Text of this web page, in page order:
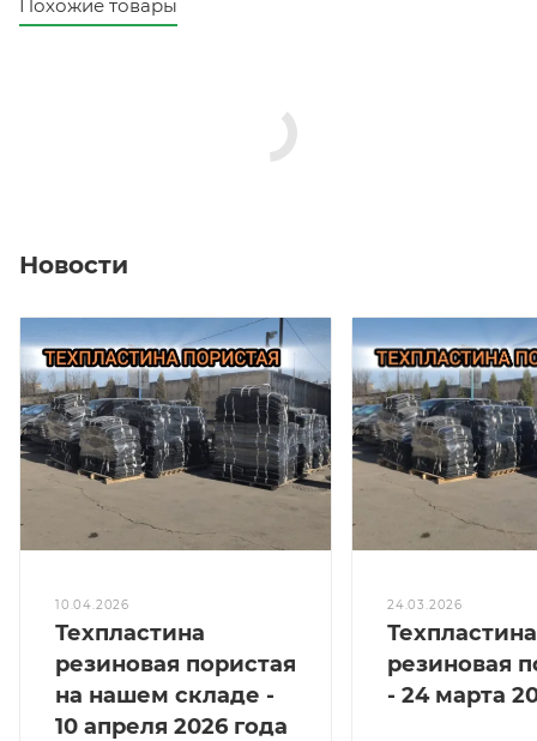
Похожие товары
Новости
10.04.2026
Техпластина
резиновая пористая
на нашем складе -
10 апреля 2026 года
24.03.2026
Техпластина
резиновая
- 24 марта